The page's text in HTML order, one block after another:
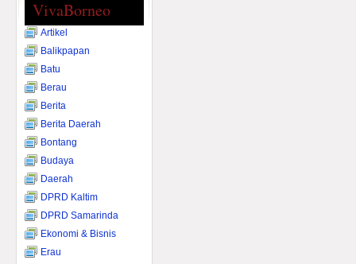
VivaBorneo
Artikel
Balikpapan
Batu
Berau
Berita
Berita Daerah
Bontang
Budaya
Daerah
DPRD Kaltim
DPRD Samarinda
Ekonomi & Bisnis
Erau